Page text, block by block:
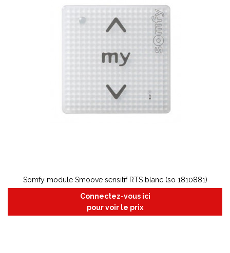
Somfy module Smoove sensitif RTS blanc (so 1810881)
Connectez-vous ici
pour voir le prix